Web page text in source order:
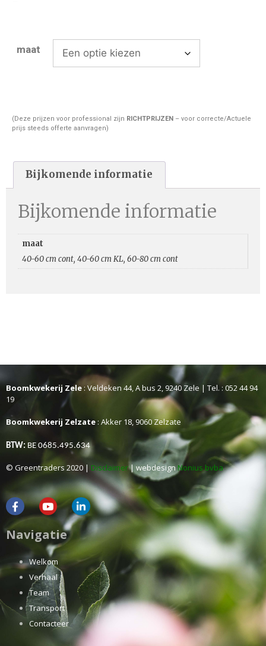
maat
(Deze prijzen voor professional zijn RICHTPRIJZEN – voor correcte/Actuele
prijs steeds offerte aanvragen)
Bijkomende informatie
Bijkomende informatie
maat
40-60 cm cont, 40-60 cm KL, 60-80 cm cont
Boomkwekerij Zele: Veldeken 44, A bus 2, 9240 Zele | Tel. : 052 44 94
19
Boomkwekerij Zelzate : Akker 18, 9060 Zelzate
BTW: BE 0685.495.634
© Greentraders 2020 | Disclaimer| webdesignNonius bvba
Navigatie
Welkom
Verhaal
Team
Transport
Contacteer